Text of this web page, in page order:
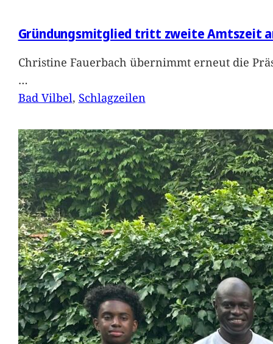
Gründungsmitglied tritt zweite Amtszeit
Christine Fauerbach übernimmt erneut die
…
Bad Vilbel, Schlagzeilen